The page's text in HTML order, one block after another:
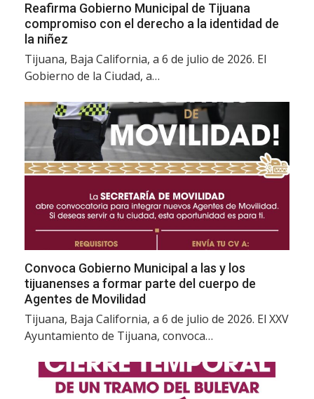
Reafirma Gobierno Municipal de Tijuana
compromiso con el derecho a la identidad de
la niñez
Tijuana, Baja California, a 6 de julio de 2026. El
Gobierno de la Ciudad, a…
Convoca Gobierno Municipal a las y los
tijuanenses a formar parte del cuerpo de
Agentes de Movilidad
Tijuana, Baja California, a 6 de julio de 2026. El XXV
Ayuntamiento de Tijuana, convoca…